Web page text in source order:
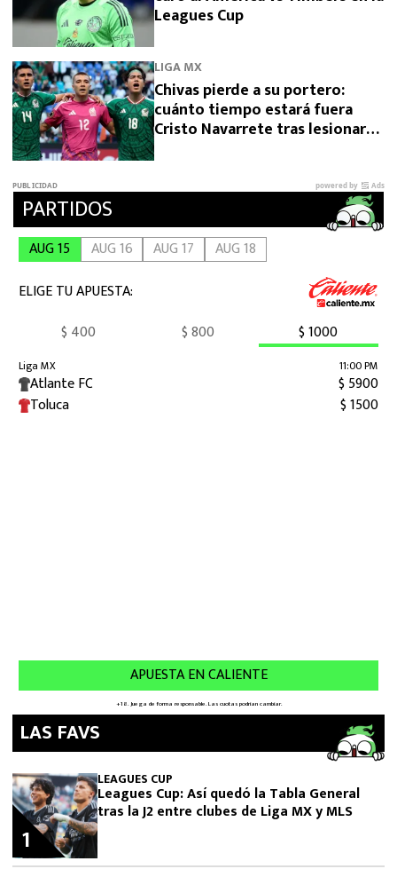
Leagues Cup
LIGA MX
Chivas pierde a su portero:
cuánto tiempo estará fuera
Cristo Navarrete tras lesionarse
LAS FAVS
LEAGUES CUP
Leagues Cup: Así quedó la Tabla General
tras la J2 entre clubes de Liga MX y MLS
1